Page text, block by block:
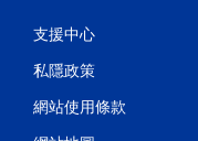
支援中心
私隱政策
網站使用條款